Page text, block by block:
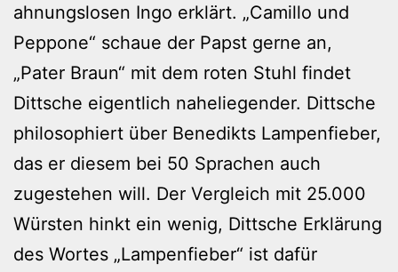
ahnungslosen Ingo erklärt. „Camillo und
Peppone“ schaue der Papst gerne an,
„Pater Braun“ mit dem roten Stuhl findet
Dittsche eigentlich naheliegender. Dittsche
philosophiert über Benedikts Lampenfieber,
das er diesem bei 50 Sprachen auch
zugestehen will. Der Vergleich mit 25.000
Würsten hinkt ein wenig, Dittsche Erklärung
des Wortes „Lampenfieber“ ist dafür